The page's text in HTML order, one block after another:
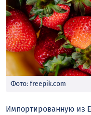
Фото: freepik.com
Импортированную из